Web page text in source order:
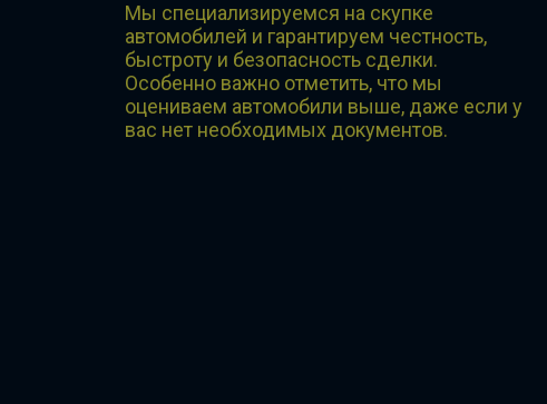
Мы специализируемся на скупке
автомобилей и гарантируем честность,
быстроту и безопасность сделки.
Особенно важно отметить, что мы
оцениваем автомобили выше, даже если у
вас нет необходимых документов.